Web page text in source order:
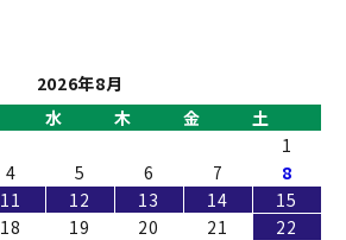
2026年8月
水 木 金
土
1
4 5 6 7
8
11 12 13 14
15
18 19 20 21
22